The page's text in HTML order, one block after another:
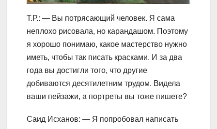
Т.Р.: — Вы потрясающий человек. Я сама
неплохо рисовала, но карандашом. Поэтому
я хорошо понимаю, какое мастерство нужно
иметь, чтобы так писать красками. И за два
года вы достигли того, что другие
добиваются десятилетним трудом. Видела
ваши пейзажи, а портреты вы тоже пишете?
Саид Исханов: — Я попробовал написать